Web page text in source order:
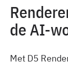
de AI-
Met D5